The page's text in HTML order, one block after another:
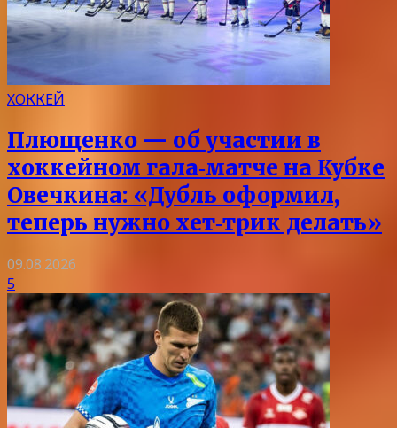
ХОККЕЙ
Плющенко — об участии в
хоккейном гала‑матче на Кубке
Овечкина: «Дубль оформил,
теперь нужно хет‑трик делать»
09.08.2026
5